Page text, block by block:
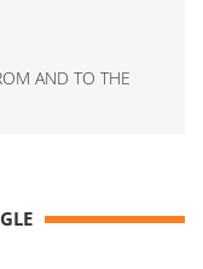
AND TO THE